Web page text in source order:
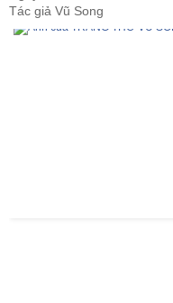
Tác giả Vũ Song